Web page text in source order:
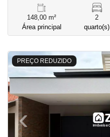
148,00 m²
Área principal
2
quarto(s)
PREÇO REDUZIDO
<<<<
‹Previous